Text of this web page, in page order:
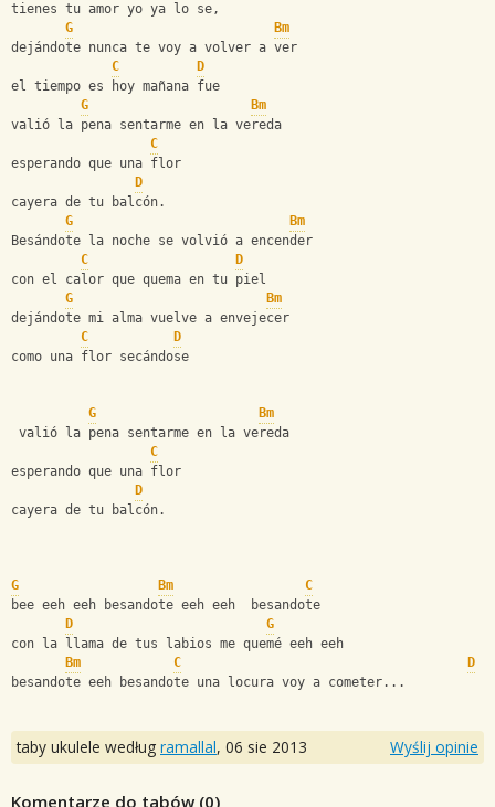
tienes tu amor yo ya lo se,
G
Bm
dejándote nunca te voy a volver a ver
C
D
el tiempo es hoy mañana fue
G
Bm
valió la pena sentarme en la vereda
C
esperando que una flor
D
cayera de tu balcón.
G
Bm
Besándote la noche se volvió a encender
C
D
con el calor que quema en tu piel
G
Bm
dejándote mi alma vuelve a envejecer
C
D
como una flor secándose
G
Bm
valió la pena sentarme en la vereda
C
esperando que una flor
D
cayera de tu balcón.
G Bm
C
bee eeh eeh besandote eeh eeh  besandote
D
G
con la llama de tus labios me quemé eeh eeh
Bm
C
D
besandote eeh besandote una locura voy a cometer...
taby ukulele według ramallal, 06 sie 2013 Wyślij opinie
Komentarze do tabów (0)